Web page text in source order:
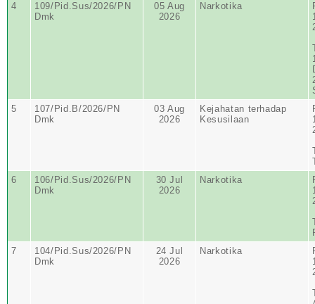
4
109/Pid.Sus/2026/PN
Dmk
05 Aug
2026
Narkotika
5
107/Pid.B/2026/PN
Dmk
03 Aug
2026
Kejahatan terhadap
Kesusilaan
6
106/Pid.Sus/2026/PN
Dmk
30 Jul
2026
Narkotika
7
104/Pid.Sus/2026/PN
Dmk
24 Jul
2026
Narkotika